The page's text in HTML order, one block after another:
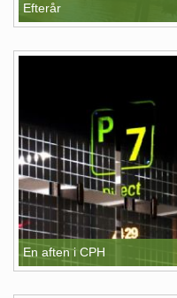
Efterår
En aften i CPH